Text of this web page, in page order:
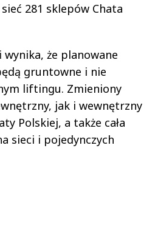
281 sklepów Chata
że planowane
gruntowne i nie
liftingu. Zmieniony
jak i wewnętrzny
Polskiej, a także cała
sieci i pojedynczych